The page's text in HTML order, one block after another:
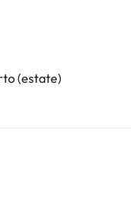
(estate)